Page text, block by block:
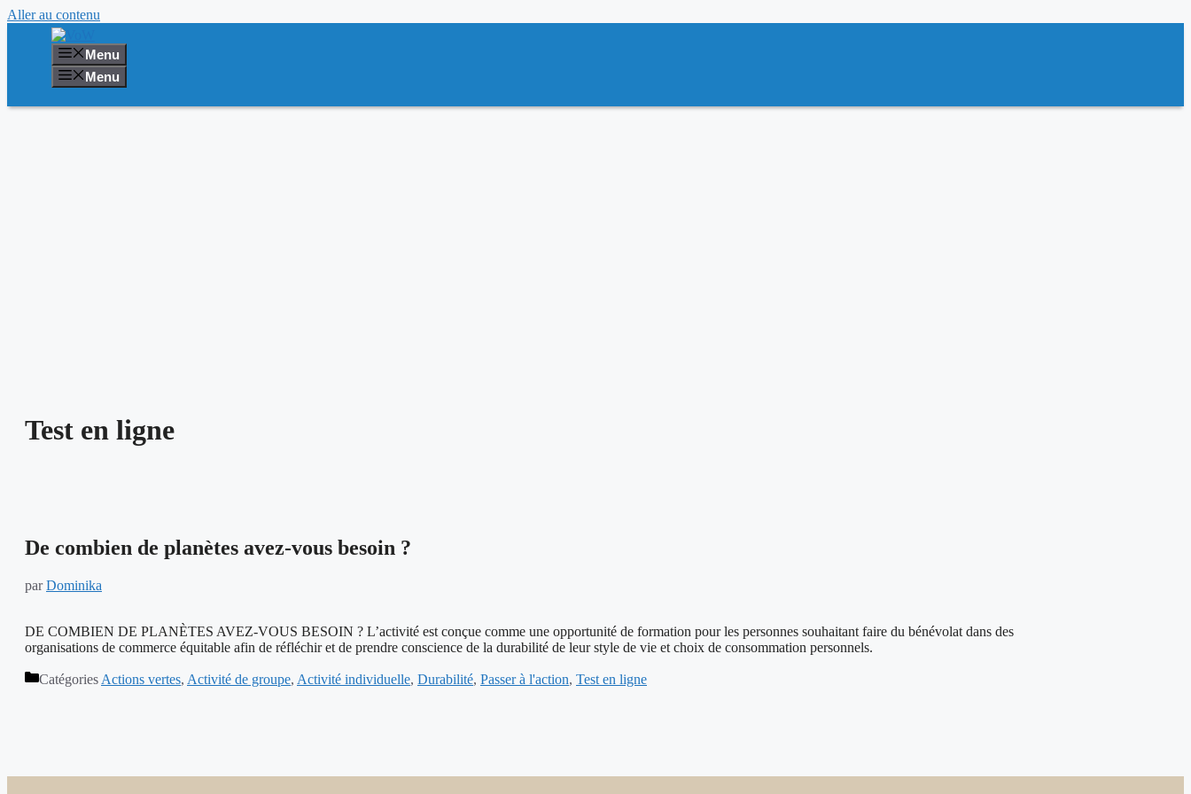
Aller au contenu
Menu
Menu
Test en ligne
De combien de planètes avez-vous besoin ?
parDominika
DE COMBIEN DE PLANÈTES AVEZ-VOUS BESOIN ? L’activité est conçue comme une opportunité de formation pour les personnes souhaitant faire du bénévolat dans des
organisations de commerce équitable afin de réfléchir et de prendre conscience de la durabilité de leur style de vie et choix de consommation personnels.
Catégories Actions vertes, Activité de groupe, Activité individuelle, Durabilité, Passer à l'action, Test en ligne